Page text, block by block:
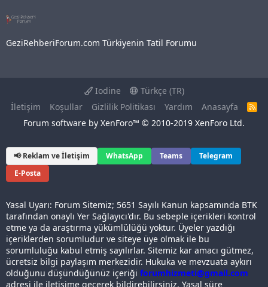
GeziRehberiForum.com Türkiyenin Tatil Forumu
Iodine
Türkçe (TR)
İletişim
Koşullar Gizlilik Politikası Yardım Anasayfa
R
Forum software by XenForo™ © 2010-2019 XenForo Ltd.
📢 Reklam ve İletişim WhatsApp Teams
Telegram
E-Posta
Yasal Uyarı: Forum Sitemiz; 5651 Sayılı Kanun kapsamında BTK
tarafından onaylı Yer Sağlayıcı'dır. Bu sebeple içerikleri kontrol
etme ya da araştırma yükümlülüğü yoktur. Üyeler yazdığı
içeriklerden sorumludur ve siteye üye olmak ile bu
sorumluluğu kabul etmiş sayılırlar. Sitemiz kar amacı gütmez,
ücretsiz bilgi paylaşım merkezidir. Hukuka ve mevzuata aykırı
olduğunu düşündüğünüz içeriği forumhizmeti@gmail.com
adresi ile iletişime geçerek bildirebilirsiniz. Yasal süre